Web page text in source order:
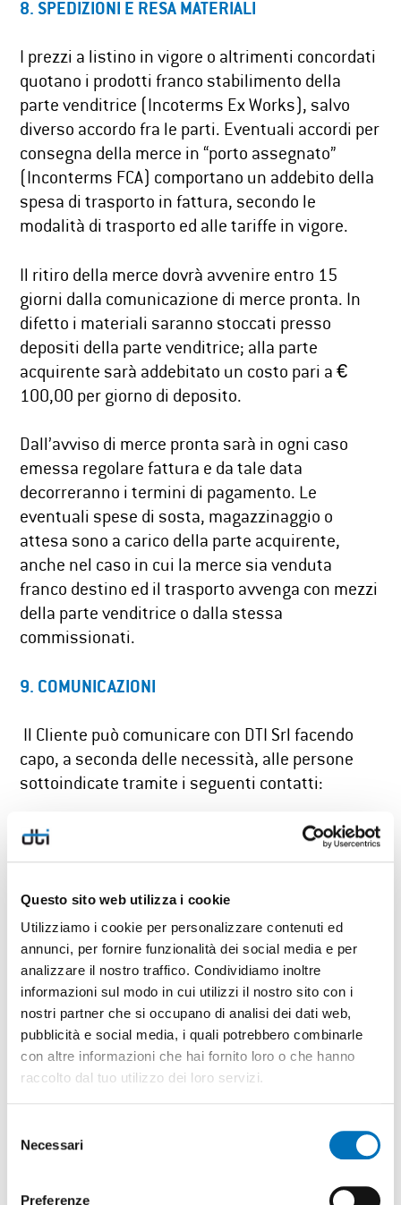
Questo sito web utilizza i cookie
Utilizziamo i cookie per personalizzare contenuti ed
annunci, per fornire funzionalità dei social media e per
analizzare il nostro traffico. Condividiamo inoltre
informazioni sul modo in cui utilizzi il nostro sito con i
nostri partner che si occupano di analisi dei dati web,
pubblicità e social media, i quali potrebbero combinarle
con altre informazioni che hai fornito loro o che hanno
raccolto dal tuo utilizzo dei loro servizi.
delNecessari
Preferenze
8. SPEDIZIONI E RESA MATERIALI
I prezzi a listino in vigore o altrimenti concordati
quotano i prodotti franco stabilimento della
parte venditrice (Incoterms Ex Works), salvo
diverso accordo fra le parti. Eventuali accordi per
consegna della merce in “porto assegnato”
(Inconterms FCA) comportano un addebito della
spesa di trasporto in fattura, secondo le
modalità di trasporto ed alle tariffe in vigore.
Il ritiro della merce dovrà avvenire entro 15
giorni dalla comunicazione di merce pronta. In
difetto i materiali saranno stoccati presso
depositi della parte venditrice; alla parte
acquirente sarà addebitato un costo pari a €
100,00 per giorno di deposito.
Dall’avviso di merce pronta sarà in ogni caso
emessa regolare fattura e da tale data
decorreranno i termini di pagamento. Le
eventuali spese di sosta, magazzinaggio o
attesa sono a carico della parte acquirente,
anche nel caso in cui la merce sia venduta
franco destino ed il trasporto avvenga con mezzi
della parte venditrice o dalla stessa
commissionati.
9. COMUNICAZIONI
Il Cliente può comunicare con DTI Srl facendo
capo, a seconda delle necessità, alle persone
sottoindicate tramite i seguenti contatti:
Centralino: tel. +39 (0)432 855071, fax +39
(0)432 881848, e-mail:
consegne, contratti, ordini e relativi
emendamenti): Alessandro Dalla Torre (CEO),
e-mail:adallatorre@dtindustry.com ;
Reclami (per richieste riguardanti la qualità
dei prodotti e reclami): e-mail:
quality@dtindustry.com.
fabbricazione per 12 mesi a partire dalla data di